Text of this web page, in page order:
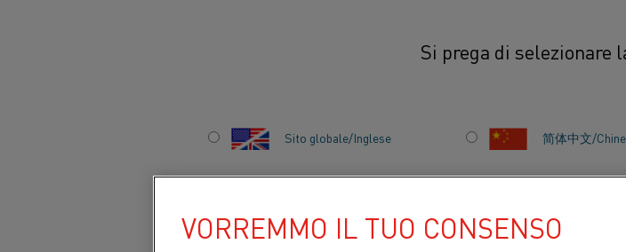
Si prega di selezionare
Sito globale/Inglese 简体中文/
Español/Spanish Français/French
Lista di Leghe
LEGHE IN FORMA DI FILO DI NICHEL-
Leghe di nichel-cromo Nikrothal ®in forma di filo e nastro (piattina). Ulteriori
VORREMMO IL TUO CONSENSO